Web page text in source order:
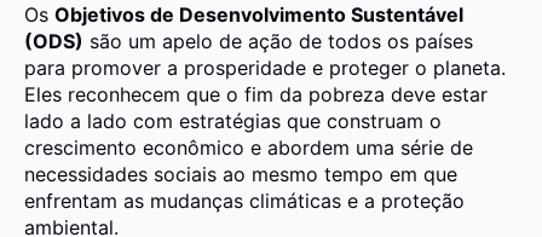
Os Objetivos de Desenvolvimento Sustentável
(ODS) são um apelo de ação de todos os países
para promover a prosperidade e proteger o planeta.
Eles reconhecem que o fim da pobreza deve estar
lado a lado com estratégias que construam o
crescimento econômico e abordem uma série de
necessidades sociais ao mesmo tempo em que
enfrentam as mudanças climáticas e a proteção
ambiental.